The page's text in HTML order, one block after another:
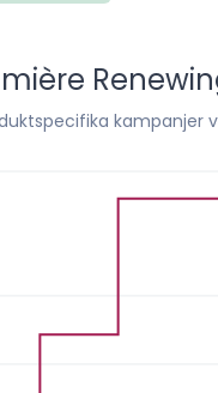
kampanjer